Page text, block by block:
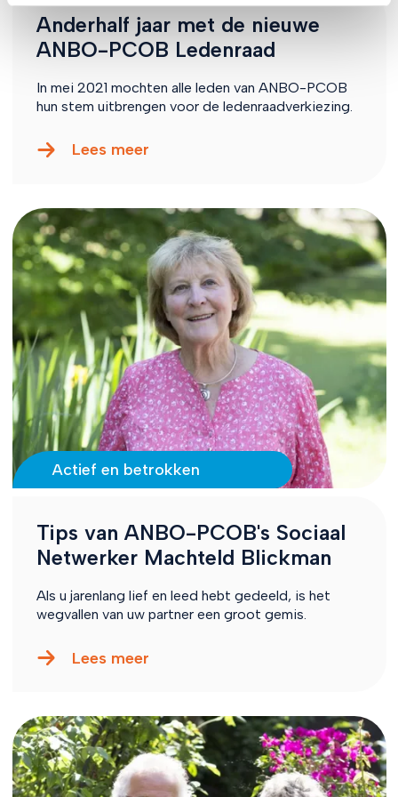
Anderhalf jaar met de nieuwe
ANBO-PCOB Ledenraad
In mei 2021 mochten alle leden van ANBO-PCOB
hun stem uitbrengen voor de ledenraadverkiezing.
Lees meer
Actief en betrokken
Tips van ANBO-PCOB's Sociaal
Netwerker Machteld Blickman
Als u jarenlang lief en leed hebt gedeeld, is het
wegvallen van uw partner een groot gemis.
Lees meer